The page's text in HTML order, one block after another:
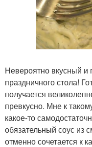
Невероятно вкусный и
праздничного стола!
получается
превкусно. Мне к
какое-то
обязательный соус из
отменно сочетается к